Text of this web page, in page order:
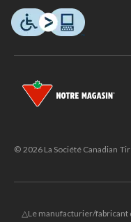
© 2026 La Société Canadian
△Le manufacturier/fabricant